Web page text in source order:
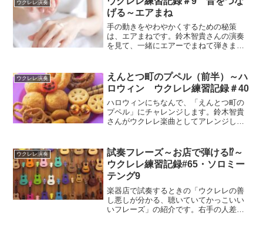
ウクレレ演奏
げる～エアまね
手の動きをやわやかくするための秘策
は、エアまねです。鈴木智貴さんの演奏
を見て、一緒にエアーでまねて弾きま
ウクレレ演奏
えんとつ町のプペル（前半）～ハ
ロウィン ウクレレ練習記録＃40
ハロウィンにちなんで、「えんとつ町の
プペル」にチャレンジします。鈴木智貴
さんがウクレレ楽曲としてアレンジした
ウクレレ演奏
試奏フレーズ～お店で弾ける⁉～
ウクレレ練習記録#65・ソロミー
テング9
楽器店で試奏するときの「ウクレレの善
し悪しが分かる、聴いていてかっこいい
いフレーズ」の紹介です。右手の人差し